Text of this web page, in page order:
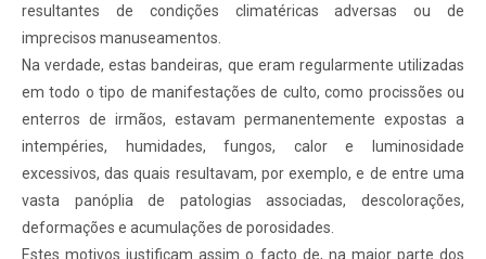
resultantes de condições climatéricas adversas ou de
imprecisos manuseamentos.
Na verdade, estas bandeiras, que eram regularmente utilizadas
em todo o tipo de manifestações de culto, como procissões ou
enterros de irmãos, estavam permanentemente expostas a
intempéries, humidades, fungos, calor e luminosidade
excessivos, das quais resultavam, por exemplo, e de entre uma
vasta panóplia de patologias associadas, descolorações,
deformações e acumulações de porosidades.
Estes motivos justificam assim o facto de, na maior parte dos